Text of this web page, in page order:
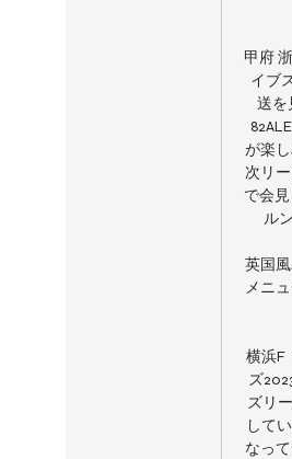
甲府
イブ
送を
が楽
次リ
で会
ル
英国風
メニ
横浜F
ズ
ズリ
して
なっ